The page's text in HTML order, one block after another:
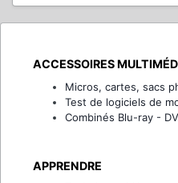
ACCESSOIRES
Micros, cartes, sacs
Test de logiciels de
Combinés Blu-ray -
APPRENDRE